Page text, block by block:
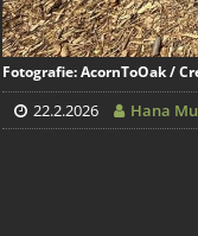
Fotografie: AcornToOak /
22.2.2026 Hana